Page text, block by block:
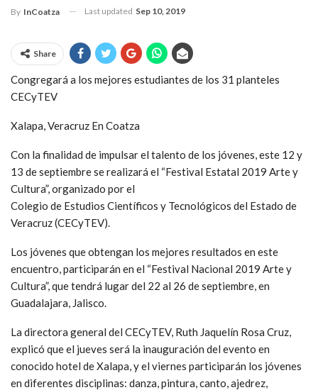
By InCoatza Last updated Sep 10, 2019
Share
Congregará a los mejores estudiantes de los 31 planteles
CECyTEV
Xalapa, Veracruz En Coatza
Con la finalidad de impulsar el talento de los jóvenes, este 12 y
13 de septiembre se realizará el “Festival Estatal 2019 Arte y
Cultura”, organizado por el
Colegio de Estudios Científicos y Tecnológicos del Estado de
Veracruz (CECyTEV).
Los jóvenes que obtengan los mejores resultados en este
encuentro, participarán en el “Festival Nacional 2019 Arte y
Cultura”, que tendrá lugar del 22 al 26 de septiembre, en
Guadalajara, Jalisco.
La directora general del CECyTEV, Ruth Jaquelín Rosa Cruz,
explicó que el jueves será la inauguración del evento en
conocido hotel de Xalapa, y el viernes participarán los jóvenes
en diferentes disciplinas: danza, pintura, canto, ajedrez,